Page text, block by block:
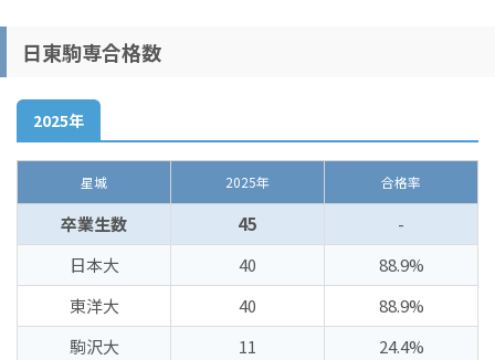
日東駒専合格数
2025年
星城 2025年 合格率
卒業生数 45
-
日本大
40
88.9%
東洋大
40
88.9%
駒沢大
11
24.4%